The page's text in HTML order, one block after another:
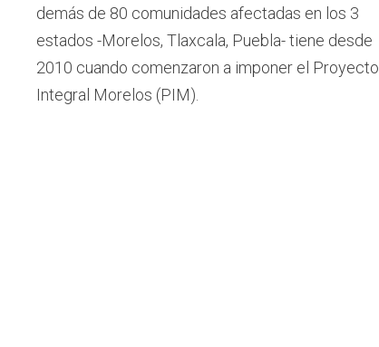
demás de 80 comunidades afectadas en los 3
estados -Morelos, Tlaxcala, Puebla- tiene desde
2010 cuando comenzaron a imponer el Proyecto
Integral Morelos (PIM).